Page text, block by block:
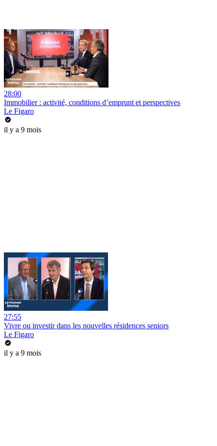
28:00
Immobilier : activité, conditions d’emprunt et perspectives
Le Figaro
il y a 9 mois
27:55
Vivre ou investir dans les nouvelles résidences seniors
Le Figaro
il y a 9 mois